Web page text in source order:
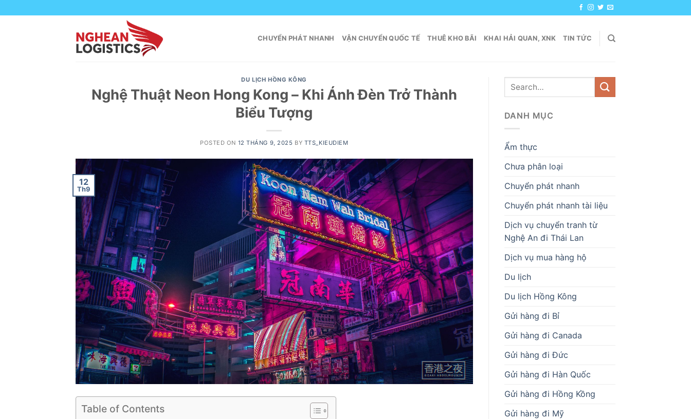
to
CHUYỂN PHÁT NHANH VẬN CHUYỂN QUỐC TẾ THUÊ KHO BÃI KHAI HẢI QUAN, XNK TIN TỨC
DU LỊCH HỒNG KÔNG
Nghệ Thuật Neon Hong Kong – Khi Ánh Đèn Trở Thành
Biểu Tượng
POSTED ON 12 THÁNG 9, 2025 BY TTS_KIEUDIEM
12
Th9
Table of Contents
DANH MỤC
Ẩm thực
Chưa phân loại
Chuyển phát nhanh
Chuyển phát nhanh tài liệu
Dịch vụ chuyển tranh từ
Nghệ An đi Thái Lan
Dịch vụ mua hàng hộ
Du lịch
Du lịch Hồng Kông
Gửi hàng đi Bỉ
Gửi hàng đi Canada
Gửi hàng đi Đức
Gửi hàng đi Hàn Quốc
Gửi hàng đi Hồng Kồng
Gửi hàng đi Mỹ